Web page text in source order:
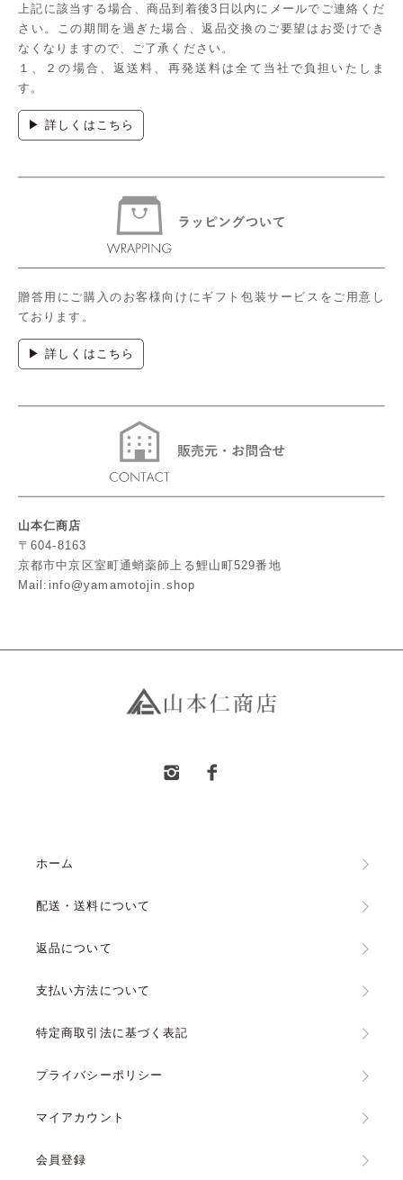
上記に該当する場合、商品到着後3日以内にメールでご連絡くだ
さい。この期間を過ぎた場合、返品交換のご要望はお受けでき
なくなりますので、ご了承ください。
１、２の場合、返送料、再発送料は全て当社で負担いたしま
す。
▶ 詳しくはこちら
贈答用にご購入のお客様向けにギフト包装サービスをご用意し
ております。
▶ 詳しくはこちら
山本仁商店
〒604-8163
京都市中京区室町通蛸薬師上る鯉山町529番地
Mail:info@yamamotojin.shop
ホーム
配送・送料について
返品について
支払い方法について
特定商取引法に基づく表記
プライバシーポリシー
マイアカウント
会員登録